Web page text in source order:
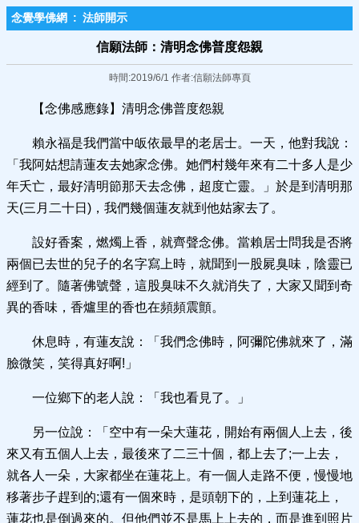
念覺學佛網 : 法師開示
信願法師：清明念佛普度怨親
時間:2019/6/1 作者:信願法師專頁
【念佛感應錄】清明念佛普度怨親
賴永福是我們當中皈依最早的老居士。一天，他對我說：
「我阿姑想請蓮友去她家念佛。她們村幾年來有二十多人是少
年夭亡，最好清明節那天去念佛，超度亡靈。」於是到清明那
天(三月二十日)，我們幾個蓮友就到他姑家去了。
設好香案，燃燭上香，就齊聲念佛。當賴居士問我是否將
兩個已去世的兒子的名字寫上時，就聞到一股屍臭味，陰靈已
經到了。隨著佛號聲，這股臭味不久就消失了，大家又聞到奇
異的香味，香爐里的香也在頻頻震顫。
休息時，有蓮友說：「我們念佛時，阿彌陀佛就來了，滿
臉微笑，笑得真好啊!」
一位鄉下的老人說：「我也看見了。」
另一位說：「空中有一朵大蓮花，開始有兩個人上去，後
來又有五個人上去，最後來了二三十個，都上去了;一上去，
就各人一朵，大家都坐在蓮花上。有一個人走路不便，慢慢地
移著步子趕到的;還有一個來時，是頭朝下的，上到蓮花上，
蓮花也是倒過來的。但他們並不是馬上上去的，而是進到照片